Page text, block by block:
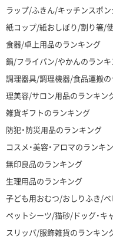
ラップ/ふきん/キッチンスポ
紙コップ/紙おしぼり/割り箸/
食器/卓上用品のランキング
鍋/フライパン/やかんのラン
調理器具/調理機器/食品運搬
理美容/サロン用品のランキン
雑貨ギフトのランキング
防犯・防災用品のランキング
コスメ・美容・アロマのランキ
無印良品のランキング
生理用品のランキング
子ども用おむつ/おしりふき/ベ
ペットシーツ/猫砂/ドッグ・
スリッパ/服飾雑貨のランキン